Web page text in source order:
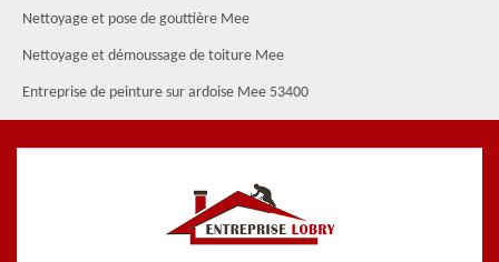
Nettoyage et pose de gouttière Mee
Nettoyage et démoussage de toiture Mee
Entreprise de peinture sur ardoise Mee 53400